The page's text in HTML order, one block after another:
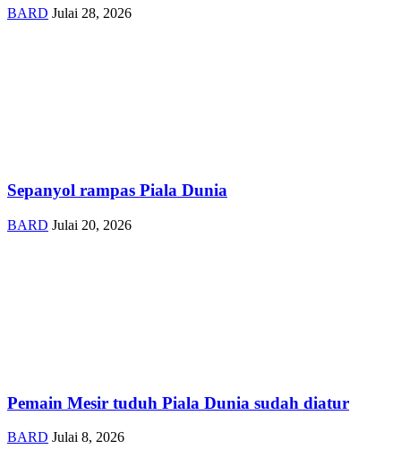
BARD Julai 28, 2026
Sepanyol rampas Piala Dunia
BARD Julai 20, 2026
Pemain Mesir tuduh Piala Dunia sudah diatur
BARD Julai 8, 2026